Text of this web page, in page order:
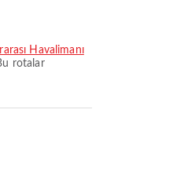
Havalimanı
rotalar